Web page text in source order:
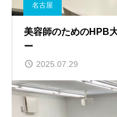
名古屋
美容師のためのHPB
ー
2025.07.29